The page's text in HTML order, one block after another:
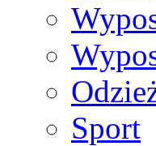
Sport